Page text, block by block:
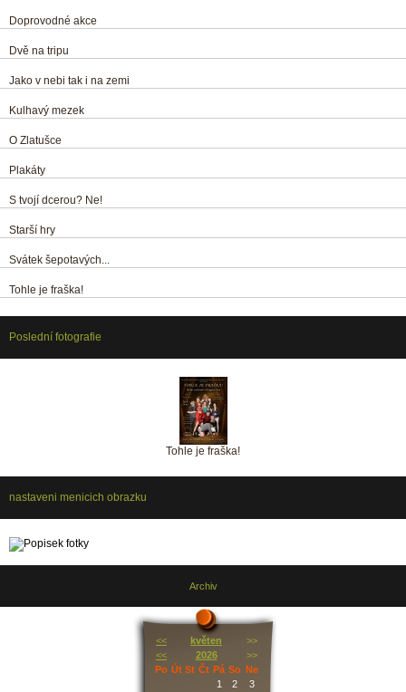
Doprovodné akce
Dvě na tripu
Jako v nebi tak i na zemi
Kulhavý mezek
O Zlatušce
Plakáty
S tvojí dcerou? Ne!
Starší hry
Svátek šepotavých...
Tohle je fraška!
Poslední fotografie
Tohle je fraška!
nastaveni menicich obrazku
Archiv
<< květen
>>
<<
2026
>>
Po Út St Čt Pá So Ne
1
2 3